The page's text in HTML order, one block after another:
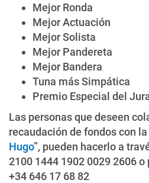
Mejor Ronda
Mejor Actuación
Mejor Solista
Mejor Pandereta
Mejor Bandera
Tuna más Simpática
Premio Especial del
Las personas que deseen
recaudación de fondos con la
Hugo”, pueden hacerlo a
2100 1444 1902 0029 2606
+34 646 17 68 82